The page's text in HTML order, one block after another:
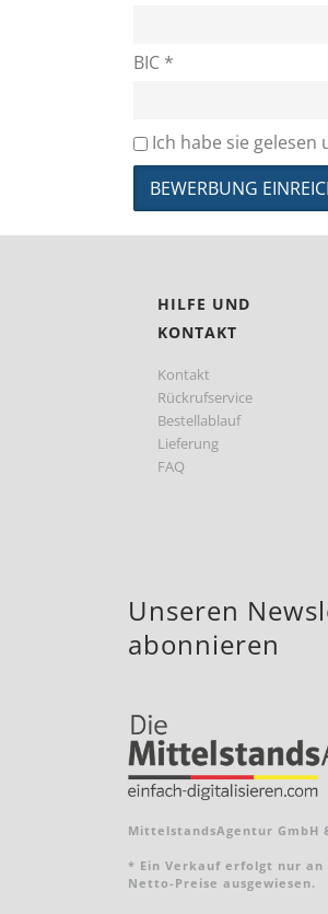
BIC *
Ich habe sie
HILFE UND
KONTAKT
Kontakt
Rückrufservice
Bestellablauf
Lieferung
FAQ
Unseren
abonnieren
MittelstandsAgentur GmbH
* Ein Verkauf erfolgt nur an
Netto-Preise ausgewiesen.